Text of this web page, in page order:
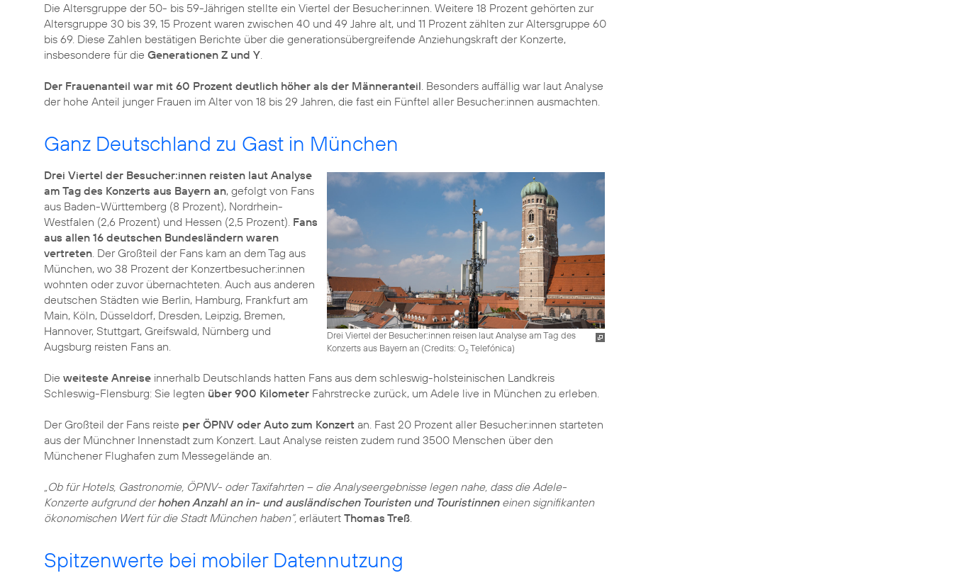
Die Altersgruppe der 50- bis 59-Jährigen stellte ein Viertel der Besucher:innen. Weitere 18 Prozent gehörten zur
Altersgruppe 30 bis 39, 15 Prozent waren zwischen 40 und 49 Jahre alt, und 11 Prozent zählten zur Altersgruppe 60
bis 69. Diese Zahlen bestätigen Berichte über die generationsübergreifende Anziehungskraft der Konzerte,
insbesondere für die Generationen Z und Y.
Der Frauenanteil war mit 60 Prozent deutlich höher als der Männeranteil. Besonders auffällig war laut Analyse
der hohe Anteil junger Frauen im Alter von 18 bis 29 Jahren, die fast ein Fünftel aller Besucher:innen ausmachten.
Ganz Deutschland zu Gast in München
Drei Viertel der Besucher:innen reisen laut Analyse am Tag des
Konzerts aus Bayern an (Credits: O2Telefónica)
Drei Viertel der Besucher:innen reisten laut Analyse
am Tag des Konzerts aus Bayern an, gefolgt von Fans
aus Baden-Württemberg (8 Prozent), Nordrhein-
Westfalen (2,6 Prozent) und Hessen (2,5 Prozent). Fans
aus allen 16 deutschen Bundesländern waren
vertreten. Der Großteil der Fans kam an dem Tag aus
München, wo 38 Prozent der Konzertbesucher:innen
wohnten oder zuvor übernachteten. Auch aus anderen
deutschen Städten wie Berlin, Hamburg, Frankfurt am
Main, Köln, Düsseldorf, Dresden, Leipzig, Bremen,
Hannover, Stuttgart, Greifswald, Nürnberg und
Augsburg reisten Fans an.
Die weiteste Anreise innerhalb Deutschlands hatten Fans aus dem schleswig-holsteinischen Landkreis
Schleswig-Flensburg: Sie legten über 900 Kilometer Fahrstrecke zurück, um Adele live in München zu erleben.
Der Großteil der Fans reiste per ÖPNV oder Auto zum Konzert an. Fast 20 Prozent aller Besucher:innen starteten
aus der Münchner Innenstadt zum Konzert. Laut Analyse reisten zudem rund 3500 Menschen über den
Münchener Flughafen zum Messegelände an.
„Ob für Hotels, Gastronomie, ÖPNV- oder Taxifahrten – die Analyseergebnisse legen nahe, dass die Adele-
Konzerte aufgrund derhohen Anzahl an in- und ausländischen Touristen und Touristinneneinen signifikanten
ökonomischen Wert für die Stadt München haben“, erläutert Thomas Treß.
Spitzenwerte bei mobiler Datennutzung